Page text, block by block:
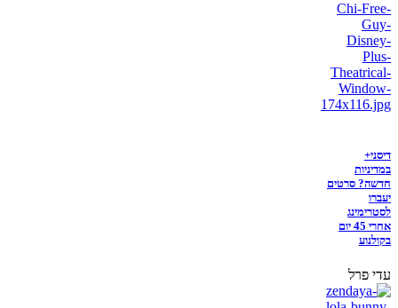
דיסני+
במדיניות
חדשה? סרטים
יעברו
לסטרימינג
אחרי 45 יום
בקולנוע
עדי פרל